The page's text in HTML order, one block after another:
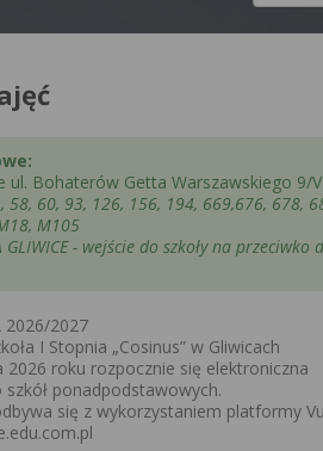
ul. Bohaterów Getta Warszawskiego 9/
58, 60, 93, 126, 156, 194, 669,676, 678,
M105
GLIWICE - wejście do szkoły na przeciwko
2026/2027
I Stopnia „Cosinus” w Gliwicach
2026 roku rozpocznie się elektroniczna
ponadpodstawowych.
się z wykorzystaniem platformy